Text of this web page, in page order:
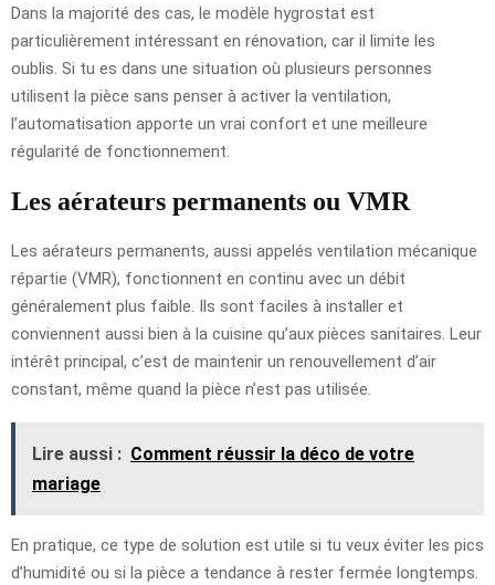
Dans la majorité des cas, le modèle hygrostat est
particulièrement intéressant en rénovation, car il limite les
oublis. Si tu es dans une situation où plusieurs personnes
utilisent la pièce sans penser à activer la ventilation,
l’automatisation apporte un vrai confort et une meilleure
régularité de fonctionnement.
Les aérateurs permanents ou VMR
Les aérateurs permanents, aussi appelés ventilation mécanique
répartie (VMR), fonctionnent en continu avec un débit
généralement plus faible. Ils sont faciles à installer et
conviennent aussi bien à la cuisine qu’aux pièces sanitaires. Leur
intérêt principal, c’est de maintenir un renouvellement d’air
constant, même quand la pièce n’est pas utilisée.
Lire aussi : Comment réussir la déco de votre
mariage
En pratique, ce type de solution est utile si tu veux éviter les pics
d’humidité ou si la pièce a tendance à rester fermée longtemps.